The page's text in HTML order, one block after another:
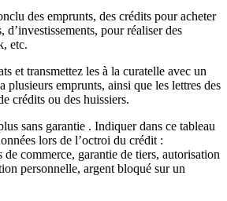
des emprunts, des crédits pour acheter
d’investissements, pour réaliser des
etc.
et transmettez les à la curatelle avec un
plusieurs emprunts, ainsi que les lettres des
crédits ou des huissiers.
sans garantie . Indiquer dans ce tableau
lors de l’octroi du crédit :
commerce, garantie de tiers, autorisation
personnelle, argent bloqué sur un